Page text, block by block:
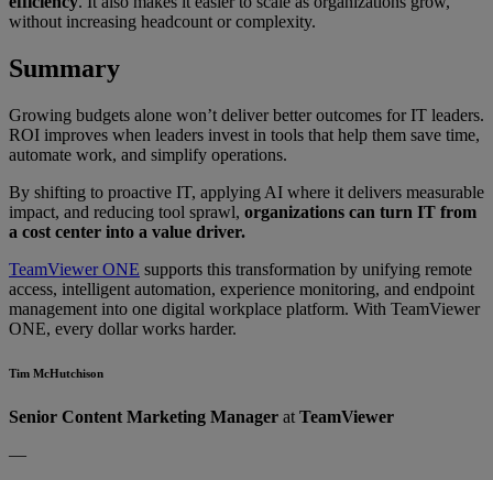
without increasing headcount or complexity.
Summary
Growing budgets alone won’t deliver better outcomes for IT leaders.
ROI improves when leaders invest in tools that help them save time,
automate work, and simplify operations.
By shifting to proactive IT, applying AI where it delivers measurable
impact, and reducing tool sprawl, organizations can turn IT from
a cost center into a value driver.
TeamViewer ONE supports this transformation by unifying remote
access, intelligent automation, experience monitoring, and endpoint
management into one digital workplace platform. With TeamViewer
ONE, every dollar works harder.
Tim McHutchison
Senior Content Marketing Manager at TeamViewer
—